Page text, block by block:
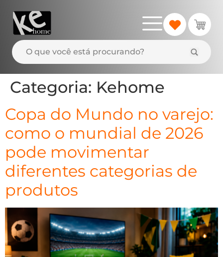
Categoria: Kehome
Copa do Mundo no varejo:
como o mundial de 2026
pode movimentar
diferentes categorias de
produtos